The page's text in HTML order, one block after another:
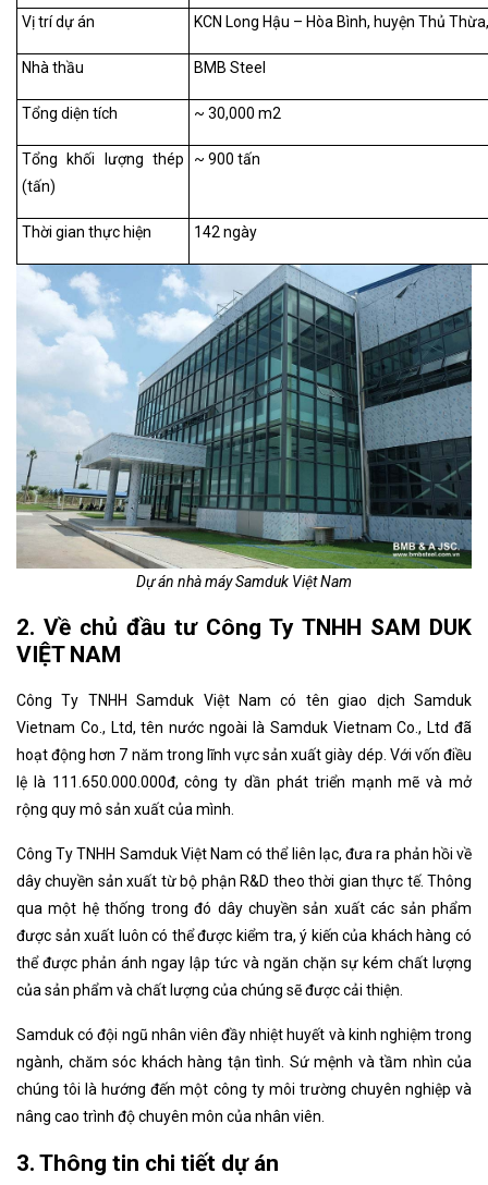
Vị trí dự án KCN Long Hậu – Hòa Bình, huyện Thủ
Nhà thầu BMB Steel
Tổng diện tích ~ 30,000 m2
Tổng khối lượng thép
(tấn)
~ 900 tấn
Thời gian thực hiện 142 ngày
Dự án nhà máy Samduk Việt Nam
2. Về chủ đầu tư Công Ty TNHH SAM DUK
VIỆT NAM
Công Ty TNHH Samduk Việt Nam có tên giao dịch Samduk
Vietnam Co., Ltd, tên nước ngoài là Samduk Vietnam Co., Ltd đã
hoạt động hơn 7 năm trong lĩnh vực sản xuất giày dép. Với vốn điều
lệ là 111.650.000.000đ, công ty dần phát triển mạnh mẽ và mở
rộng quy mô sản xuất của mình.
Công Ty TNHH Samduk Việt Nam có thể liên lạc, đưa ra phản hồi về
dây chuyền sản xuất từ ​​bộ phận R&D theo thời gian thực tế. Thông
qua một hệ thống trong đó dây chuyền sản xuất các sản phẩm
được sản xuất luôn có thể được kiểm tra, ý kiến ​​của khách hàng có
thể được phản ánh ngay lập tức và ngăn chặn sự kém chất lượng
của sản phẩm và chất lượng của chúng sẽ được cải thiện.
Samduk có đội ngũ nhân viên đầy nhiệt huyết và kinh nghiệm trong
ngành, chăm sóc khách hàng tận tình. Sứ mệnh và tầm nhìn của
chúng tôi là hướng đến một công ty môi trường chuyên nghiệp và
nâng cao trình độ chuyên môn của nhân viên.
3. Thông tin chi tiết dự án